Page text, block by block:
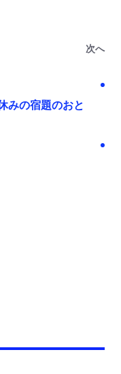
次へ
みの宿題のおと